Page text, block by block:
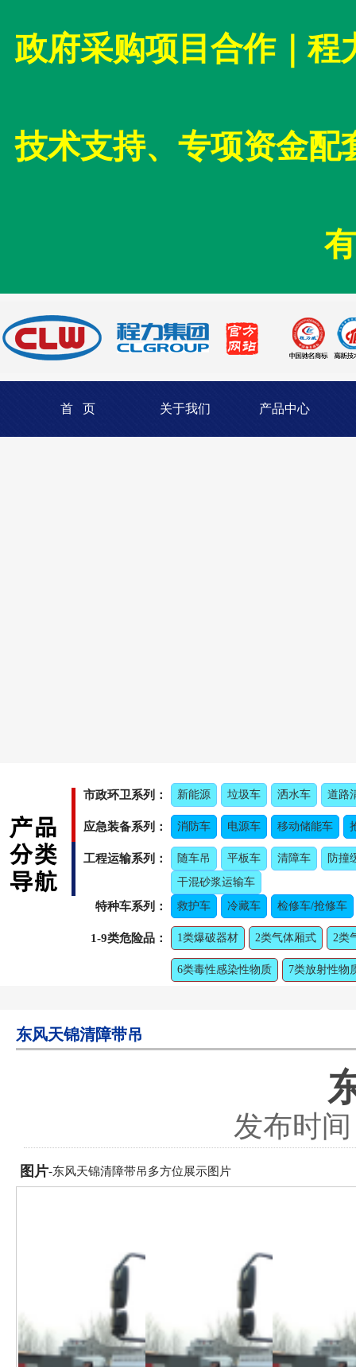
政府采购项目合作｜程
技术支持、专项资金配
首 页 关于我们 产品中心
市政环卫系列： 新能源 垃圾车 洒水车 道路
应急装备系列： 消防车 电源车 移动储能车
工程运输系列： 随车吊 平板车 清障车
防撞
干混砂浆运输车
特种车系列： 救护车 冷藏车 检修车/抢修车
1-9类危险品： 1类爆破器材 2类气体厢式 2类
6类毒性感染性物质 7类放射性物
东风天锦清障带吊
发布时
图片-东风天锦清障带吊多方位展示图片